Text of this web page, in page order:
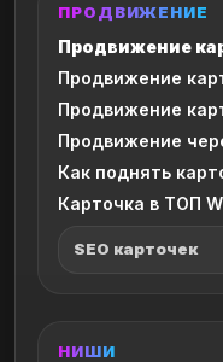
ПРОДВИЖЕНИЕ
Продвижение
Продвижение
Продвижение
Продвижение
Как поднять
Карточка в ТОП
SEO карточек
НИШИ